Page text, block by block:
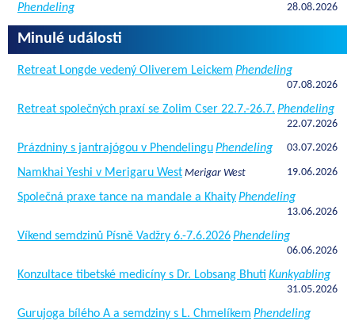
Phendeling
28.08.2026
Minulé události
Retreat Longde vedený Oliverem Leickem Phendeling
07.08.2026
Retreat společných praxí se Zolim Cser 22.7.-26.7. Phendeling
22.07.2026
Prázdniny s jantrajógou v PhendelinguPhendeling 03.07.2026
Namkhai Yeshi v Merigaru West Merigar West 19.06.2026
Společná praxe tance na mandale a KhaityPhendeling
13.06.2026
Víkend semdzinů Písně Vadžry 6.-7.6.2026Phendeling
06.06.2026
Konzultace tibetské medicíny s Dr. Lobsang Bhuti Kunkyabling
31.05.2026
Gurujoga bílého A a semdziny s L. Chmelíkem Phendeling